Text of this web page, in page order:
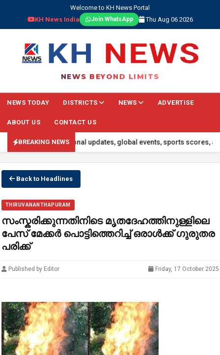
Welcome to KH News Portal
KH News India
Join WhatsApp Thu Aug 06 2026
NEWS BEYOND LIMITS
NEWS TODAY DISTRICTS NEWS ADVERTISE
ABOUT US CONTACT US
BREAKING NEWS
real-time national updates, global events, sports scores,
Back to Headlines
THIRUVANANTHAPURAM
സംസ്കരിക്കുന്നതിനിടെ മൃതദേഹത്തിനുള്ളിലെ
പേസ് മേക്കര്‍ പൊട്ടിത്തെറിച്ച് ഒരാള്‍ക്ക് ഗുരുതര
പരിക്ക്
Published by Editor Friday, 17 October 2025